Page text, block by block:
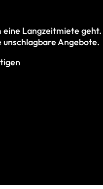
eine Langzeitmiete geht.
Angebote.